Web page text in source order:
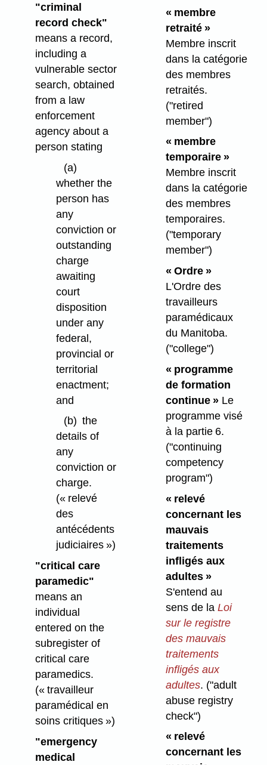
"criminal
record check"
means a record,
including a
vulnerable sector
search, obtained
from a law
enforcement
agency about a
person stating
(a)
whether the
person has
any
conviction or
outstanding
charge
awaiting
court
disposition
under any
federal,
provincial or
territorial
enactment;
and
(b) the
details of
any
conviction or
charge.
(« relevé
des
antécédents
judiciaires »)
"critical care
paramedic"
means an
individual
entered on the
subregister of
critical care
paramedics.
(« travailleur
paramédical en
soins critiques »)
"emergency
medical
« membre
retraité »
Membre inscrit
dans la catégorie
des membres
retraités.
("retired
member")
« membre
temporaire »
Membre inscrit
dans la catégorie
des membres
temporaires.
("temporary
member")
« Ordre »
L'Ordre des
travailleurs
paramédicaux
du Manitoba.
("college")
« programme
de formation
continue » Le
programme visé
à la partie 6.
("continuing
competency
program")
« relevé
concernant les
mauvais
traitements
infligés aux
adultes »
S'entend au
sens de la Loi
sur le registre
des mauvais
traitements
infligés aux
adultes. ("adult
abuse registry
check")
« relevé
concernant les